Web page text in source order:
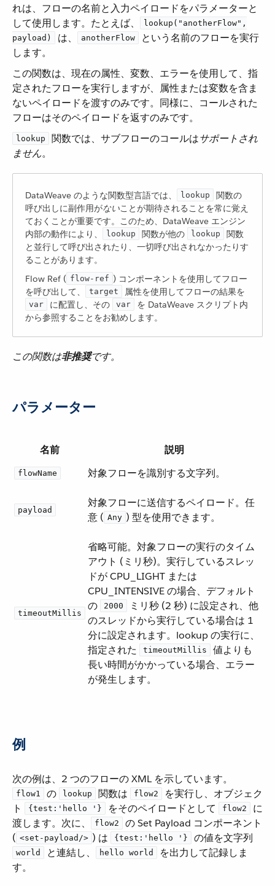
れは、フローの名前と入力ペイロードをパラメーターと
して使用します。たとえば、​
lookup("anotherFlow",
payload)
​ は、​ anotherFlow
​ という名前のフローを実行
します。
この関数は、現在の属性、変数、エラーを使用して、指
定されたフローを実行しますが、属性または変数を含ま
ないペイロードを渡すのみです。同様に、コールされた
フローはそのペイロードを返すのみです。
lookup ​ 関数では、サブフローのコールは​サポートされ
ません​。
DataWeave のような関数型言語では、​ lookup
​ 関数の
呼び出しに副作用が​ない​ことが期待されることを常に覚え
ておくことが重要です。このため、DataWeave エンジン
内部の動作により、​
lookup ​ 関数が他の ​ lookup
​ 関数
と並行して呼び出されたり、一切呼び出されなかったりす
ることがあります。
Flow Ref (​ flow-ref ​) コンポーネントを使用してフロー
を呼び出して、​
target ​ 属性を使用してフローの結果を ​
var ​ に配置し、その ​ var
​ を DataWeave スクリプト内
から参照することをお勧めします。
この関数は​非推奨​です。
パラメーター
名前 説明
flowName 対象フローを識別する文字列。
payload
対象フローに送信するペイロード。任
意 (​ Any ​) 型を使用できます。
timeoutMillis
省略可能。対象フローの実行のタイム
アウト (ミリ秒)。実行しているスレッ
ドが CPU_LIGHT または
CPU_INTENSIVE の場合、デフォルト
の ​
2000
​ ミリ秒 (2 秒) に設定され、他
のスレッドから実行している場合は 1
分に設定されます。lookup の実行に、
指定された ​
timeoutMillis
​ 値よりも
長い時間がかかっている場合、エラー
が発生します。
例
次の例は、2 つのフローの XML を示しています。​
flow1 ​ の ​ lookup ​ 関数は ​ flow2
​ を実行し、オブジェク
ト ​
{test:'hello '} ​ をそのペイロードとして ​ flow2
​ に
渡します。次に、​
flow2
​ の Set Payload コンポーネント
(​ <set-payload/> ​) は ​ {test:'hello '} ​ の値を文字列 ​
world ​ と連結し、​ hello world
​ を出力して記録しま
す。